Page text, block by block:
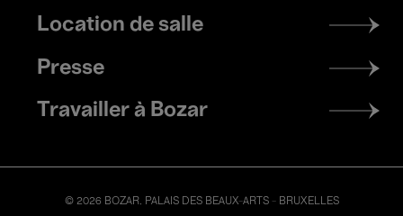
Location de salle
Presse
Travailler à Bozar
© 2026 BOZAR. PALAIS DES BEAUX-ARTS - BRUXELLES